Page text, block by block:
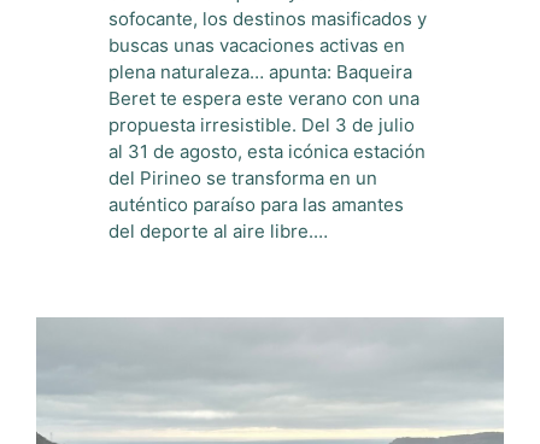
sofocante, los destinos masificados y
buscas unas vacaciones activas en
plena naturaleza… apunta: Baqueira
Beret te espera este verano con una
propuesta irresistible. Del 3 de julio
al 31 de agosto, esta icónica estación
del Pirineo se transforma en un
auténtico paraíso para las amantes
del deporte al aire libre.…